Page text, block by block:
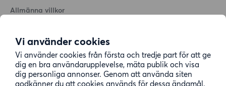
Vi använder cookies
Vi använder cookies från första och tredje part för att ge
dig en bra användarupplevelse, mäta publik och visa
dig personliga annonser. Genom att använda siten
godkänner du att cookies används för dessa ändamål.
Allmänna villkor
Cookiepolicy
Sitemap